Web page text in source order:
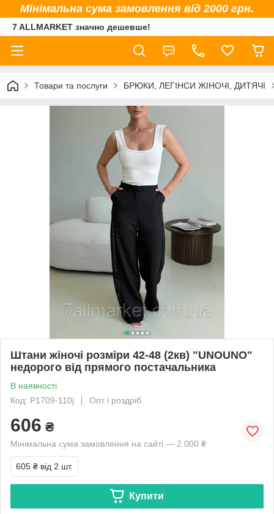
Мінімальна сума замовлення від 2000 грн.
7 ALLMARKET значно дешевше!
Товари та послуги БРЮКИ, ЛЕГІНСИ ЖІНОЧІ, ДИТЯЧІ
Штани жіночі розміри 42-48 (2кв) "UNOUNO"
недорого від прямого постачальника
В наявності
Код: P1709-110j
Опт і роздріб
606 ₴
Мінімальна сума замовлення на сайті — 2 000 ₴
605 ₴ від 2 шт.
Купити